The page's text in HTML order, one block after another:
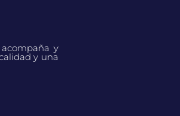
y
y una